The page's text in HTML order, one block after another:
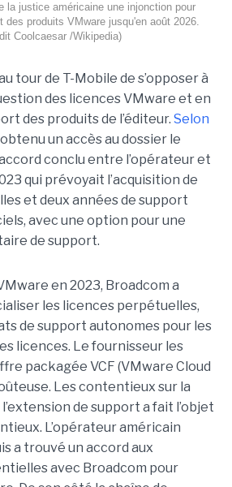
la justice américaine une injonction pour
des produits VMware jusqu'en août 2026.
Coolcaesar /Wikipedia)
tour de T-Mobile de s’opposer à
des licences VMware et en
des produits de l’éditeur. Selon
un accès au dossier le
conclu entre l’opérateur et
qui prévoyait l’acquisition de
et deux années de support
avec une option pour une
de support.
en 2023, Broadcom a
les licences perpétuelles,
de support autonomes pour les
licences. Le fournisseur les
packagée VCF (VMware Cloud
Les contentieux sur la
de support a fait l’objet
L’opérateur américain
a trouvé un accord aux
avec Broadcom pour